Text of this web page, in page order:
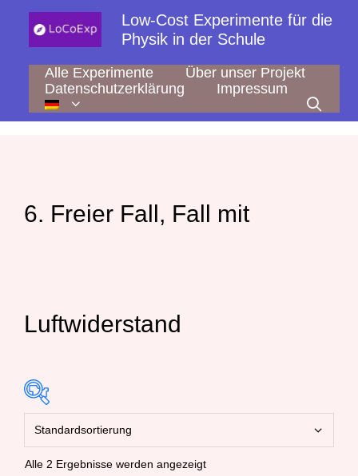
springen
Low-Cost Experimente für die
Physik in der Schule
Alle Experimente
Über unser Projekt
Datenschutzerklärung
Impressum
6. Freier Fall, Fall mit
Luftwiderstand
Alle 2 Ergebnisse werden angezeigt